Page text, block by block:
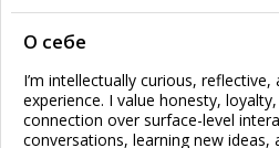
О себе
I’m intellectually curious,
experience. I value honesty,
connection over surface-level
conversations, learning new ideas,